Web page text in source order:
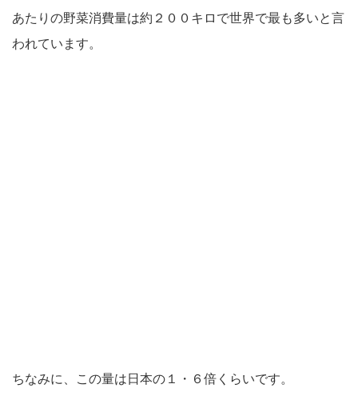
あたりの野菜消費量は約２００キロで世界で最も多いと言
われています。
ちなみに、この量は日本の１・６倍くらいです。